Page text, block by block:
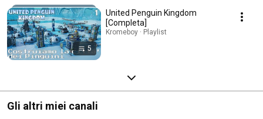
5
United Penguin Kingdom
[Completa]
Kromeboy · Playlist
Gli altri miei canali